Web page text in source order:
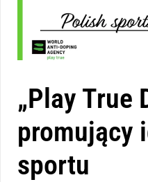
„Play True
promujący
sportu